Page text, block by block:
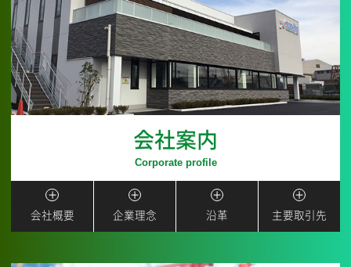
市原営業所閉鎖のご挨拶
2024.06
ゴミゼロ運動を行いました
2024.06
南信重機教習センターのご案内
2024.05
会社案内
会社概要 企業理念 沿革 主要取引先